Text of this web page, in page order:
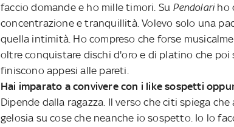
faccio domande e ho mille timori. Su Pendolariho
concentrazione e tranquillità. Volevo solo una
quella intimità. Ho compreso che forse
oltre conquistare dischi d'oro e di platino che poi
finiscono appesi alle pareti.
Hai imparato a convivere con i like sospetti
Dipende dalla ragazza. Il verso che citi spiega
gelosia su cose che neanche io sospetto. Io lo